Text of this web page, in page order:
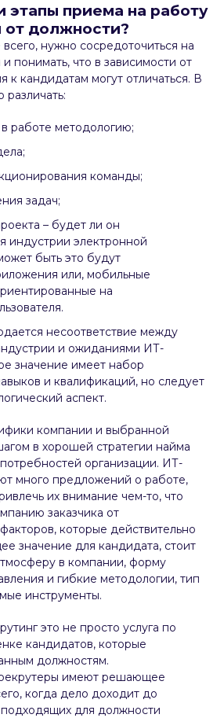
этапы приема на работу
от должности?
нужно сосредоточиться на
понимать, что в зависимости от
к кандидатам могут отличаться. В
работе методологию;
команды;
задач;
– будет ли он
индустрии электронной
быть это будут
или, мобильные
на
несоответствие между
и ожиданиями ИТ-
значение имеет набор
и квалификаций, но следует
аспект.
компании и выбранной
в хорошей стратегии найма
организации. ИТ-
много предложений о работе,
их внимание чем-то, что
заказчика от
которые действительно
значение для кандидата, стоит
в компании, форму
и гибкие методологии, тип
инструменты.
это не просто услуга по
кандидатов, которые
должностям.
имеют решающее
когда дело доходит до
для должности